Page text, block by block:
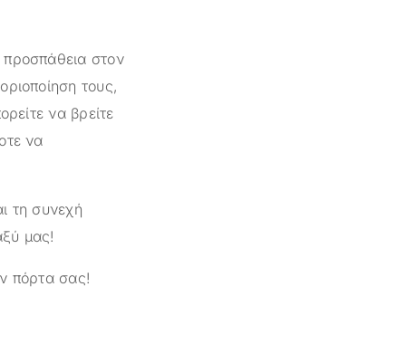
στον
τους,
να βρείτε
να
τη συνεχή
μας!
πόρτα σας!